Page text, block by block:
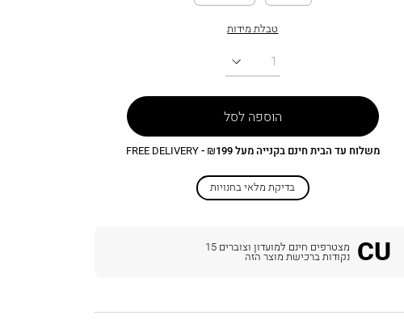
טבלת מידות
כמות
הוספה לסל
משלוח עד הבית חינם בקנייה מעל ₪199 - FREE DELIVERY
בדיקת מלאי בחנויות
CU מצטרפים חינם למועדון וצוברים 15
נקודות ברכישת מוצר הזה